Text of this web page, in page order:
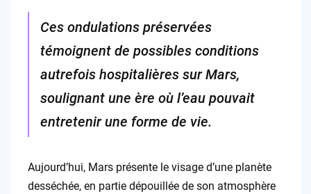
Ces ondulations préservées
témoignent de possibles conditions
autrefois hospitalières sur Mars,
soulignant une ère où l’eau pouvait
entretenir une forme de vie.
Aujourd’hui, Mars présente le visage d’une planète
desséchée, en partie dépouillée de son atmosphère